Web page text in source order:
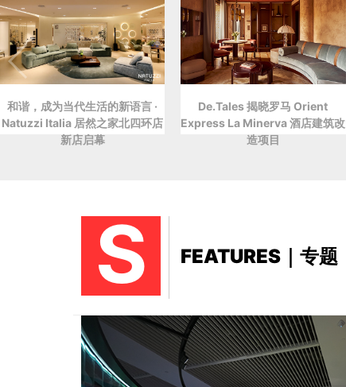
和谐，成为当代生活的新语言 ·
Natuzzi Italia 居然之家北四环店
新店启幕
De.Tales 揭晓罗马 Orient
Express La Minerva 酒店建筑改
造项目
S FEATURES｜专题